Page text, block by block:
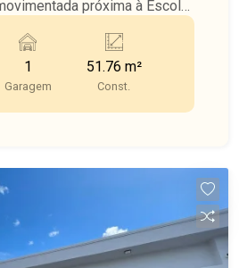
próxima à Escola
praticidade em um dos
da cidade.
1
Garagem
51.76 m²
Const.